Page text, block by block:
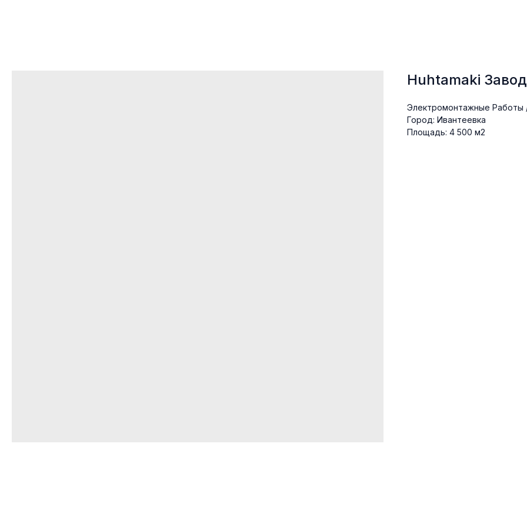
Huhtamaki Завод
Электромонтажные Работы
Город: Ивантеевка
Площадь: 4 500 м2